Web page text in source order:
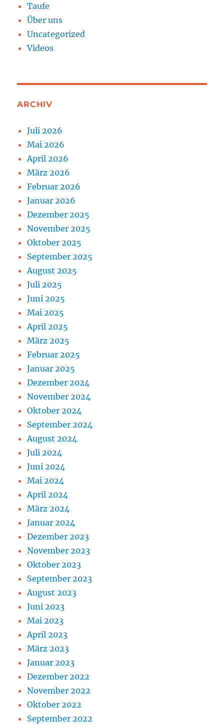
Taufe
Über uns
Uncategorized
Videos
ARCHIV
Juli 2026
Mai 2026
April 2026
März 2026
Februar 2026
Januar 2026
Dezember 2025
November 2025
Oktober 2025
September 2025
August 2025
Juli 2025
Juni 2025
Mai 2025
April 2025
März 2025
Februar 2025
Januar 2025
Dezember 2024
November 2024
Oktober 2024
September 2024
August 2024
Juli 2024
Juni 2024
Mai 2024
April 2024
März 2024
Januar 2024
Dezember 2023
November 2023
Oktober 2023
September 2023
August 2023
Juni 2023
Mai 2023
April 2023
März 2023
Januar 2023
Dezember 2022
November 2022
Oktober 2022
September 2022